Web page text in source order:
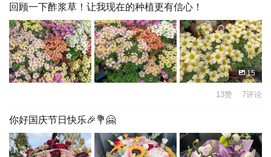
回顾一下酢浆草！让我现在的种植更有信心！
15
13赞 7评论
你好国庆节日快乐🎉💐🤗